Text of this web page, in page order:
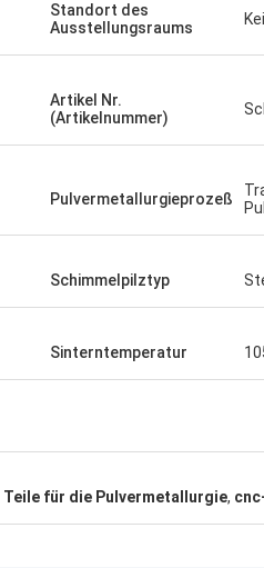
Standort des
Ausstellungsraums
Artikel Nr.
(Artikelnummer)
Pulvermetallurgieprozeß
Schimmelpilztyp
Sinterntemperatur
Teile für die Pulvermetallurgie,